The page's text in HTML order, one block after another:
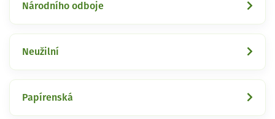
Národního odboje
Neužilní
Papírenská